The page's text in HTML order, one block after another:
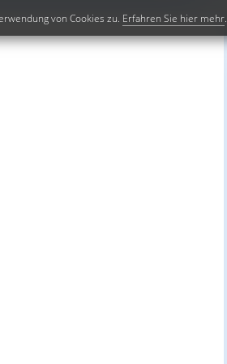
von Cookies zu. Erfahren Sie hier mehr.